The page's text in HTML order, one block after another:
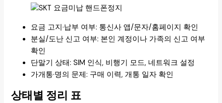
요금 고지·납부 여부: 통신사 앱/문자/홈페이지 확인
분실/도난 신고 여부: 본인 계정이나 가족의 신고 여부
확인
단말기 상태: SIM 인식, 비행기 모드, 네트워크 설정
가개통·명의 문제: 구매 이력, 개통 일자 확인
상태별 정리 표